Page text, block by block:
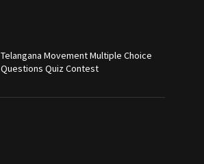
Telangana Movement Multiple Choice
Questions Quiz Contest